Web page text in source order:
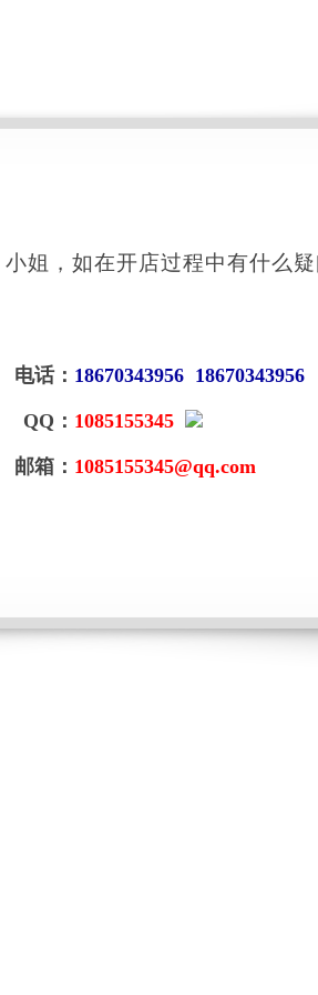
小姐，如在开店过程中有什么
电话： 18670343956 18670343956
QQ： 1085155345
邮箱： 1085155345@qq.com